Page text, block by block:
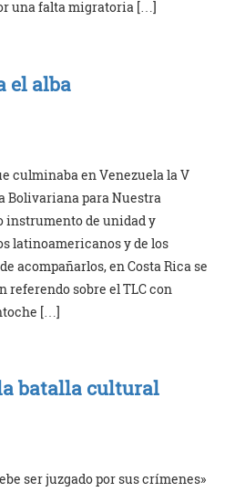
una falta migratoria […]
el alba
culminaba en Venezuela la V
Bolivariana para Nuestra
instrumento de unidad y
latinoamericanos y de los
acompañarlos, en Costa Rica se
referendo sobre el TLC con
[…]
batalla cultural
ser juzgado por sus crímenes»